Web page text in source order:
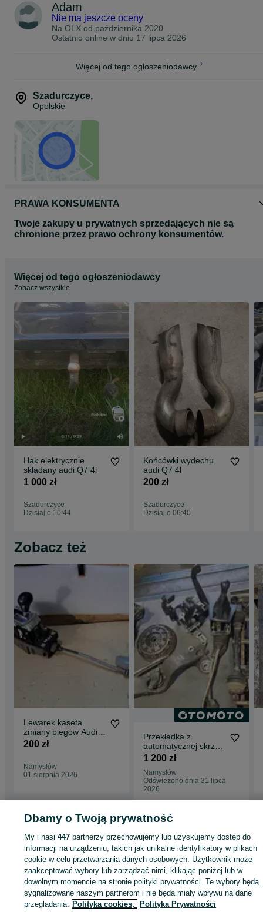
Adam
Nie ma jeszcze oceny
Na OLX od października 2020
Ostatnio online w dniu 17 lipca 2026
Więcej od tego ogłoszeniodawcy
Szadurczyce,
Opolskie
PRAWA KONSUMENTA
Twoje zakupy u prywatnych sprzedających nie są
chronione przez prawo ochrony konsumentów.
Więcej od tego ogłoszeniodawcy
Zobacz wszystkie
Hak elektrycznie
składany audi Q7 4l
1 000 zł
Szadurczyce
Dzisiaj o 10:44
Końcówki wydechu
audi Q7 4l
200 zł
Szadurczyce
Dzisiaj o 06:40
Zobacz też
Lewarek kaseta
zmiany biegów Audi
A4 B6 / B7 1.9 2.0 tdi
200 zł
Namysłów
01 sierpnia 2026
Przekładka z
automatycznej skrzyni
na manual Audi A4
1 200 zł
Namysłów
Odświeżono dnia 31 lipca
2026
Opolskie
Osobowe - Szadurczyce
KATEGORIA
ID:1004789149 Wyświetlenia:
Dbamy o Twoją prywatność
My i nasi447 partnerzy przechowujemy lub uzyskujemy dostęp do
informacji na urządzeniu, takich jak unikalne identyfikatory w plikach
cookie w celu przetwarzania danych osobowych. Użytkownik może
zaakceptować wybory lub zarządzać nimi, klikając poniżej lub w
dowolnym momencie na stronie polityki prywatności. Te wybory będą
sygnalizowane naszym partnerom i nie będą miały wpływu na dane
przeglądania. Polityka cookies, Polityka Prywatności